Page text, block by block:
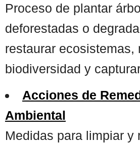
Proceso de plantar
deforestadas o
restaurar ecosistemas,
biodiversidad y
Acciones de
Ambiental
Medidas para limpiar y